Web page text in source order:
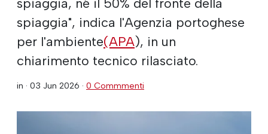
spiaggia", indica l'Agenzia portoghese
per l'ambiente(APA), in un
chiarimento tecnico rilasciato.
in · 03 Jun 2026 · 0 Commmenti